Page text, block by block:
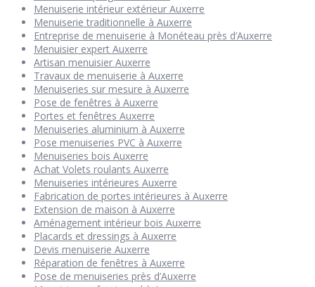
Menuiserie intérieur extérieur Auxerre
Menuiserie traditionnelle à Auxerre
Entreprise de menuiserie à Monéteau près d’Auxerre
Menuisier expert Auxerre
Artisan menuisier Auxerre
Travaux de menuiserie à Auxerre
Menuiseries sur mesure à Auxerre
Pose de fenêtres à Auxerre
Portes et fenêtres Auxerre
Menuiseries aluminium à Auxerre
Pose menuiseries PVC à Auxerre
Menuiseries bois Auxerre
Achat Volets roulants Auxerre
Menuiseries intérieures Auxerre
Fabrication de portes intérieures à Auxerre
Extension de maison à Auxerre
Aménagement intérieur bois Auxerre
Placards et dressings à Auxerre
Devis menuiserie Auxerre
Réparation de fenêtres à Auxerre
Pose de menuiseries près d’Auxerre